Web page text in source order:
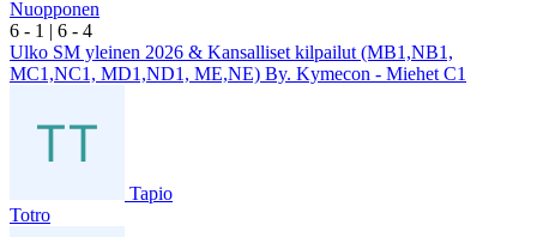
Nuopponen
6 - 1 | 6 - 4
Ulko SM yleinen 2026 & Kansalliset kilpailut (MB1,NB1,
MC1,NC1, MD1,ND1, ME,NE) By. Kymecon - Miehet C1
Tapio
Totro